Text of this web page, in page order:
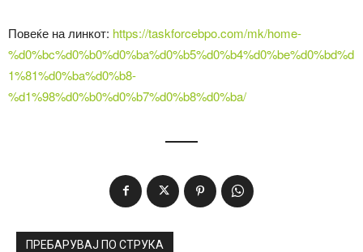
Повеќе на линкот: https://taskforcebpo.com/mk/home-
%d0%bc%d0%b0%d0%ba%d0%b5%d0%b4%d0%be%d0%bd%d
1%81%d0%ba%d0%b8-
%d1%98%d0%b0%d0%b7%d0%b8%d0%ba/
ПРЕБАРУВАЈ ПО СТРУКА